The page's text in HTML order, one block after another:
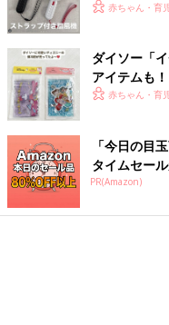
赤ちゃん・育
ダイソー「
アイテムも
赤ちゃん・育
「今日の目
タイムセー
PR(Amazon)